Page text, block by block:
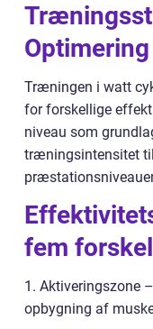
Træningen i watt
for forskellige
niveau som
træningsintensitet
fem
1. Aktiveringszone
opbygning af